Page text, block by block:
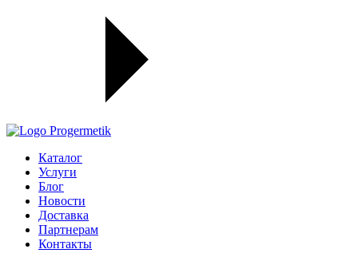
Каталог
Услуги
Блог
Новости
Доставка
Партнерам
Контакты